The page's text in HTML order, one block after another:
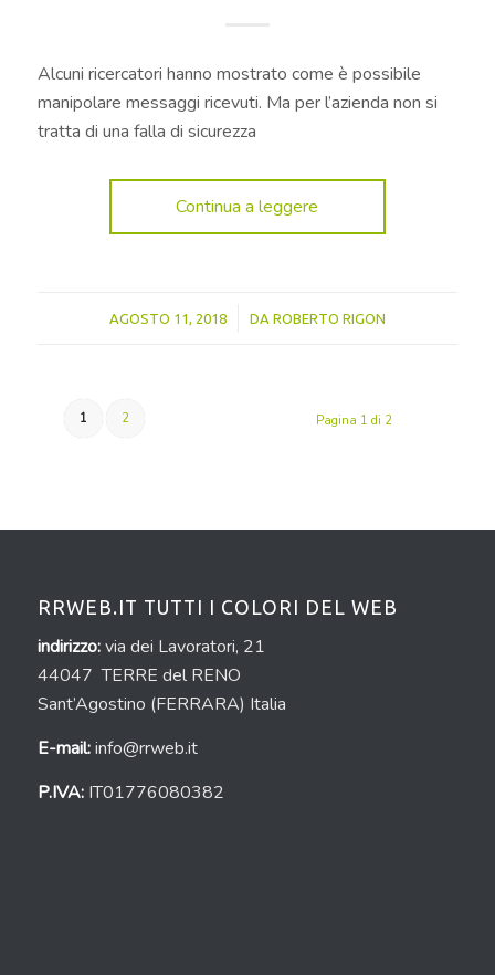
Alcuni ricercatori hanno mostrato come è possibile
manipolare messaggi ricevuti. Ma per l’azienda non si
tratta di una falla di sicurezza
Continua a leggere
AGOSTO 11, 2018
/ DA ROBERTO RIGON
Pagina 1 di 2
1 2
RRWEB.IT TUTTI I COLORI DEL WEB
indirizzo:via dei Lavoratori, 21
44047 TERRE del RENO
Sant’Agostino (FERRARA) Italia
E-mail:info@rrweb.it
P.IVA:IT01776080382